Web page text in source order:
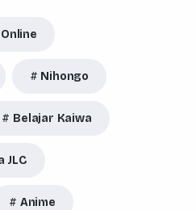
Nihongo
Belajar Kaiwa
JLC
Anime